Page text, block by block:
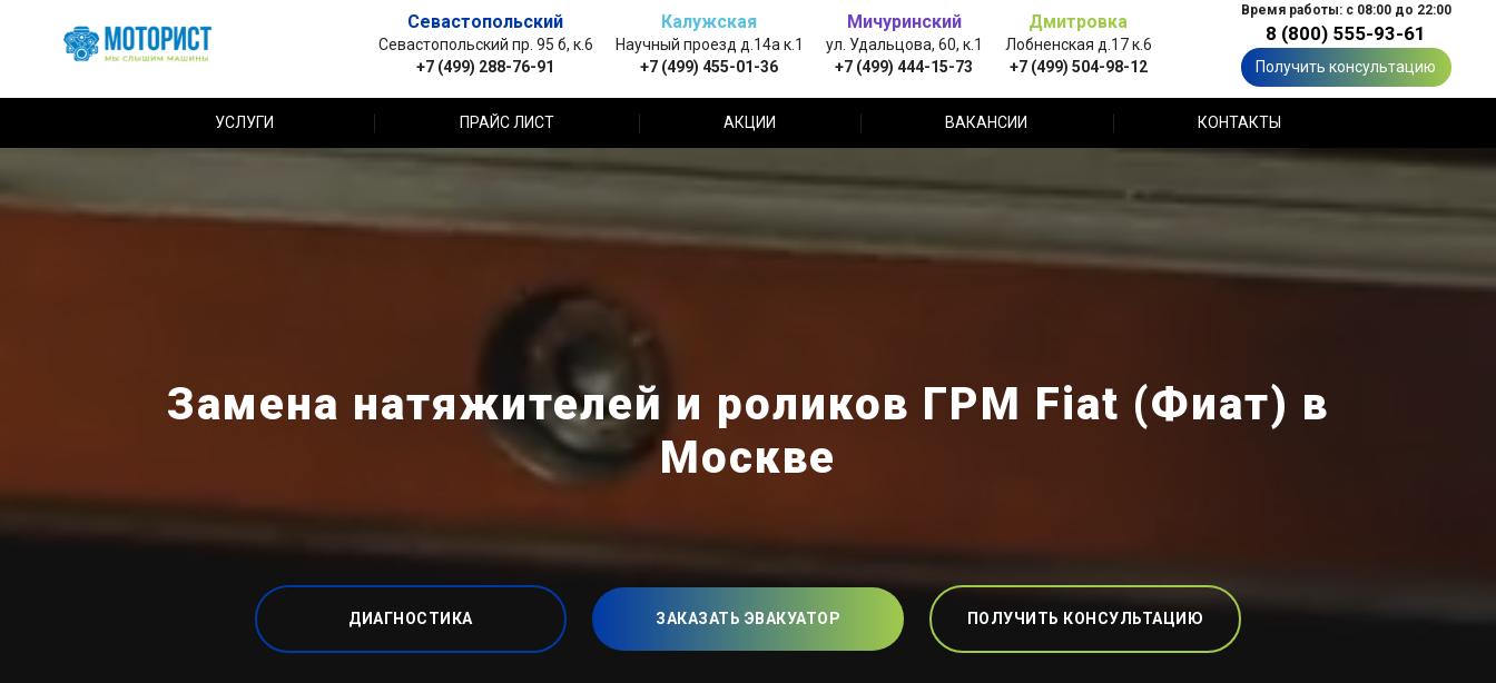
Севастопольский
Севастопольский пр. 95 б, к.6
+7 (499) 288-76-91
Калужская
Научный проезд д.14а к.1
+7 (499) 455-01-36
Мичуринский
ул. Удальцова, 60, к.1
+7 (499) 444-15-73
Дмитровка
Лобненская д.17 к.6
+7 (499) 504-98-12
Время работы: с 08:00 до 22:00
8 (800) 555-93-61
Получить консультацию
УСЛУГИ ПРАЙС ЛИСТ АКЦИИ ВАКАНСИИ КОНТАКТЫ
Замена натяжителей и роликов ГРМ Fiat (Фиат) в
Москве
ДИАГНОСТИКА ЗАКАЗАТЬ ЭВАКУАТОР ПОЛУЧИТЬ КОНСУЛЬТАЦИЮ